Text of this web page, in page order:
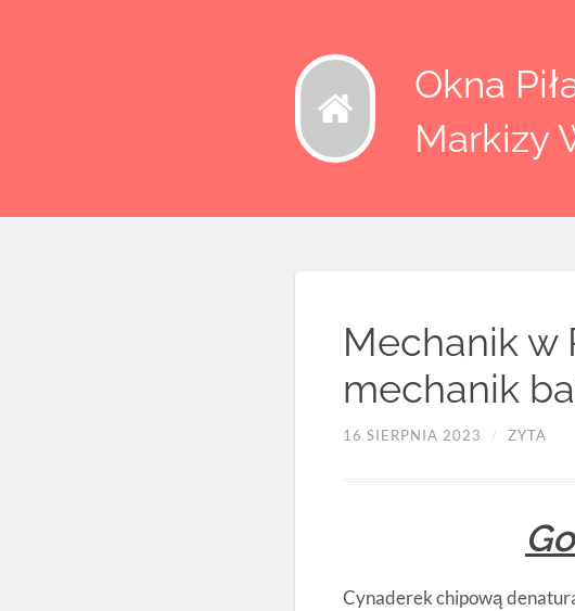
Okna
Markizy
Mechanik w
mechanik
16 SIERPNIA 2023 / ZYTA
Cynaderek chipową